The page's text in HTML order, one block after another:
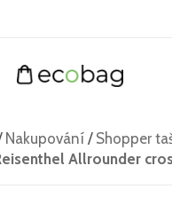
Nakupování / Shopper
Allrounder